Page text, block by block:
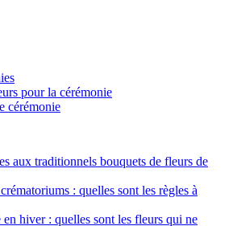
pour la cérémonie
cérémonie
aux traditionnels bouquets de fleurs de
: quelles sont les règles à
hiver : quelles sont les fleurs qui ne